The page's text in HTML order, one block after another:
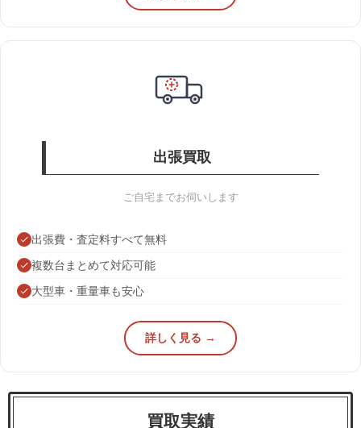
出張買取
ご自宅までお伺いします
出張費・査定料すべて無料
複数台まとめて対応可能
大型車・重量車も安心
詳しく見る →
買取実績